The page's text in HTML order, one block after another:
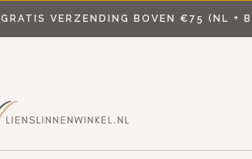
GRATIS VERZENDING BOVEN €75 (NL +